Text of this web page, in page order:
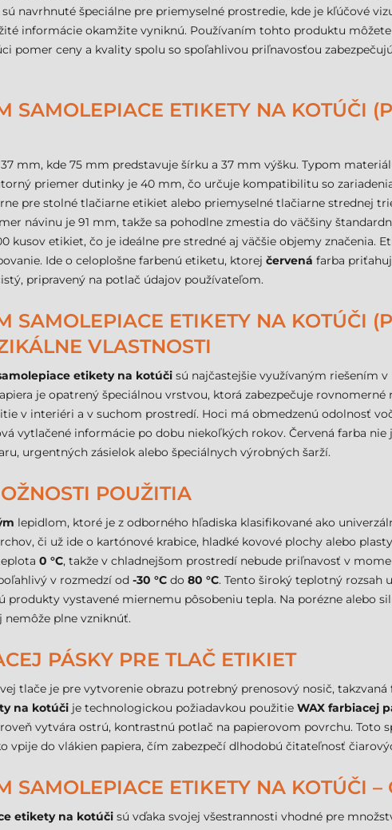
navrhnuté špeciálne pre priemyselné prostredie, kde je kľúčové
informácie okamžite vyniknú. Používaním tohto produktu
pomer ceny a kvality spolu so spoľahlivou priľnavosťou
SAMOLEPIACE ETIKETY NA KOTÚČI
mm, kde 75 mm predstavuje šírku a 37 mm výšku. Typom
priemer dutinky je 40 mm, čo určuje kompatibilitu so
pre stolné tlačiarne etikiet alebo priemyselné tlačiarne strednej
návinu je 91 mm, takže sa pohodlne zmestia do väčšiny
kusov etikiet, čo je ideálne pre stredné aj väčšie objemy značenia.
Ide o celoplošne farbenú etiketu, ktorej červená farba
pripravený na potlač údajov používateľom.
SAMOLEPIACE ETIKETY NA KOTÚČI
VLASTNOSTI
etikety na kotúči sú najčastejšie využívaným riešením
je opatrený špeciálnou vrstvou, ktorá zabezpečuje
v interiéri a v suchom prostredí. Hoci má obmedzenú odolnosť
vytlačené informácie po dobu niekoľkých rokov. Červená farba
urgentných zásielok alebo špeciálnych výrobných šarží.
POUŽITIA
lepidlom, ktoré je z odborného hľadiska klasifikované ako
či už ide o kartónové krabice, hladké kovové plochy alebo
0 °C, takže v chladnejšom prostredí nebude priľnavosť v
v rozmedzí od -30 °C do 80 °C. Tento široký teplotný rozsah
produkty vystavené miernemu pôsobeniu tepla. Na porézne alebo
plne vzniknúť.
PÁSKY PRE TLAČ ETIKIET
tlače je pre vytvorenie obrazu potrebný prenosový nosič,
na kotúči je technologickou požiadavkou použitie WAX farbiacej
vytvára ostrú, kontrastnú potlač na papierovom povrchu.
vpije do vlákien papiera, čím zabezpečí dlhodobú čitateľnosť
SAMOLEPIACE ETIKETY NA KOTÚČI
etikety na kotúči sú vďaka svojej všestrannosti vhodné pre